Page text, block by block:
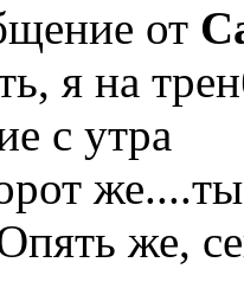
от
я на
с утра
же,